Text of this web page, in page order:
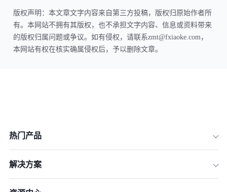
版权声明：本文章文字内容来自第三方投稿，版权归原始作者所
有。本网站不拥有其版权，也不承担文字内容、信息或资料带来
的版权归属问题或争议。如有侵权，请联系zmt@fxiaoke.com，
本网站有权在核实确属侵权后，予以删除文章。
热门产品
解决方案